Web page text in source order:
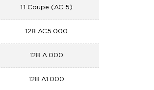
1.1 Coupe (AC 5)
128 AC5.000
128 A.000
128 A1.000